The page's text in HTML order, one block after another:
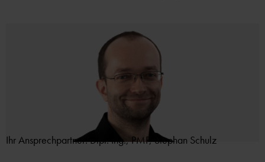
Ihr Ansprechpartner: Dipl. Ing., PMP, Stephan Schulz